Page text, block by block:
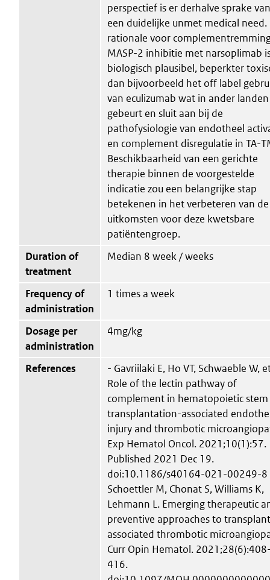
perspectief is er derhalve sprake van
een duidelijke unmet medical need.
rationale voor
MASP-2 inhibitie met narsoplimab
biologisch plausibel, beperkter
dan bijvoorbeeld het off label
van eculizumab wat in ander landen
gebeurt en sluit aan bij de
pathofysiologie van endotheel
en complement disregulatie in TA-
Beschikbaarheid van een gerichte
therapie binnen de voorgestelde
indicatie zou een belangrijke stap
betekenen in het verbeteren van de
uitkomsten voor deze kwetsbare
patiëntengroep.
Duration of
treatment
Median 8 week / weeks
Frequency of
administration
1 times a week
Dosage per
administration
4mg/kg
References
- Gavriilaki E, Ho VT, Schwaeble W,
Role of the lectin pathway of
complement in hematopoietic stem
transplantation-associated
injury and thrombotic
Exp Hematol Oncol. 2021;10(1):57.
Published 2021 Dec 19.
doi:10.1186/s40164-021-00249-8
Schoettler M, Chonat S, Williams K,
Lehmann L. Emerging therapeutic
preventive approaches to
associated thrombotic
Curr Opin Hematol.
416.